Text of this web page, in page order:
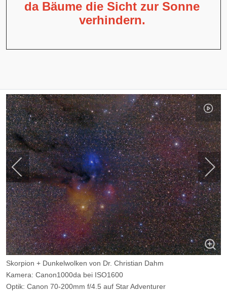
da Bäume die Sicht zur Sonne
verhindern.
Skorpion + Dunkelwolken von Dr. Christian Dahm
Kamera: Canon1000da bei ISO1600
Optik: Canon 70-200mm f/4.5 auf Star Adventurer